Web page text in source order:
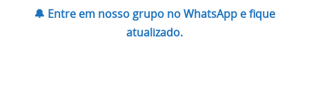
🔔 Entre em nosso grupo no WhatsApp e fique
atualizado.